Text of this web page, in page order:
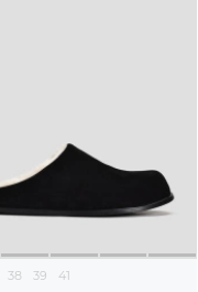
38 39 41